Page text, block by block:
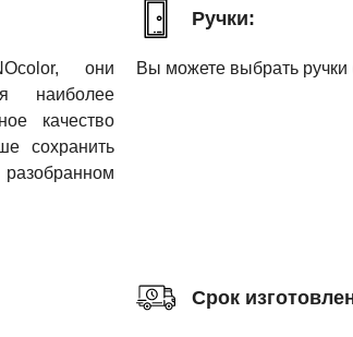
они
наиболее
качество
сохранить
Ручки:
Вы можете выбрать ручки
Срок